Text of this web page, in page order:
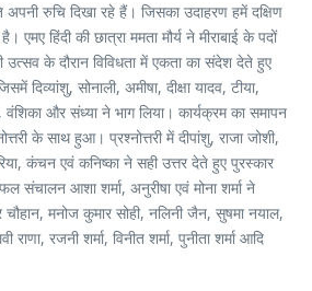
अपनी रुचि दिखा रहे हैं। जिसका उदाहरण हमें दक्षिण
एमए हिंदी की छात्रा ममता मौर्य ने मीराबाई के पदों
उत्सव के दौरान विविधता में एकता का संदेश देते हुए
दिव्यांशु, सोनाली, अमीषा, दीक्षा यादव, टीया,
वंशिका और संध्या ने भाग लिया। कार्यक्रम का समापन
के साथ हुआ। प्रश्नोत्तरी में दीपांशु, राजा जोशी,
कंचन एवं कनिष्का ने सही उत्तर देते हुए पुरस्कार
संचालन आशा शर्मा, अनुरीषा एवं मोना शर्मा ने
चौहान, मनोज कुमार सोही, नलिनी जैन, सुषमा नयाल,
राणा, रजनी शर्मा, विनीत शर्मा, पुनीता शर्मा आदि